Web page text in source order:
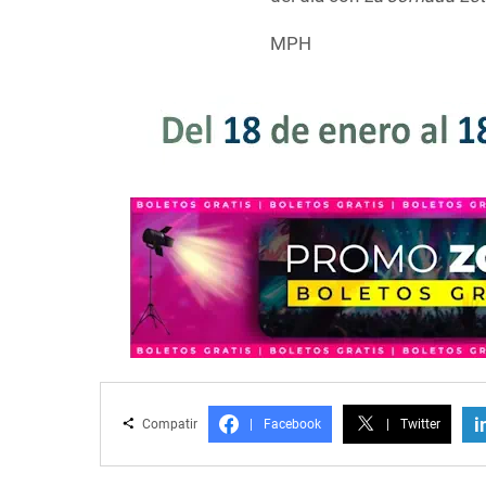
MPH
Compatir Facebook Twitter